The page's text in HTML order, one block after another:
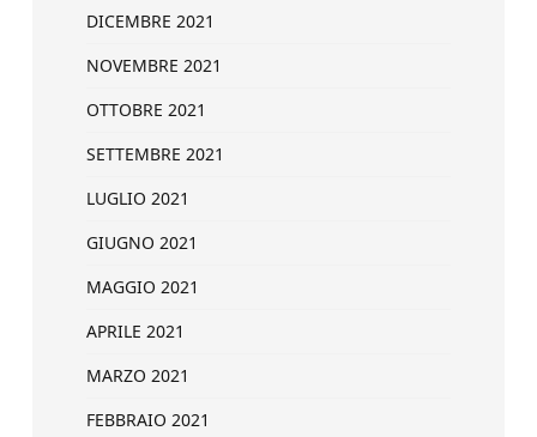
DICEMBRE 2021
NOVEMBRE 2021
OTTOBRE 2021
SETTEMBRE 2021
LUGLIO 2021
GIUGNO 2021
MAGGIO 2021
APRILE 2021
MARZO 2021
FEBBRAIO 2021